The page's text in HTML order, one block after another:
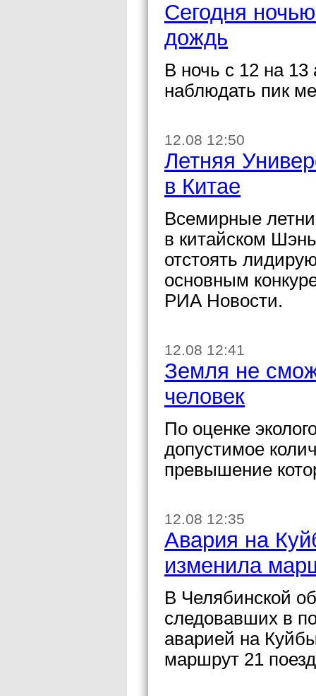
Сегодня
дождь
В ночь с 12 на 13
наблюдать пик
12.08 12:50
Летняя
в Китае
Всемирные
в китайском
отстоять
основным
РИА Новости.
12.08 12:41
Земля не
человек
По оценке
допустимое
превышение
12.08 12:35
Авария на
изменила
В Челябинской
следовавших в
аварией на
маршрут 21